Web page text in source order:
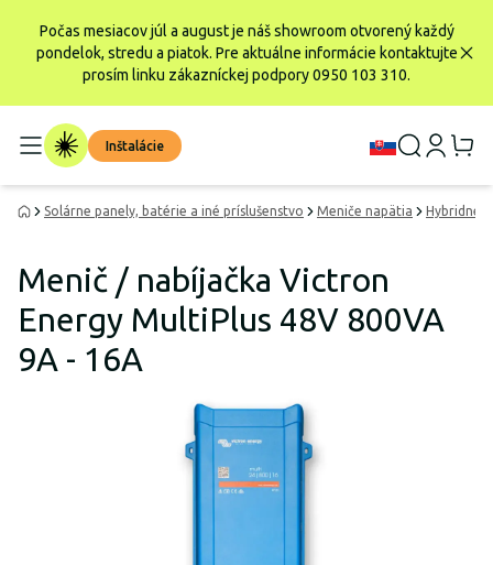
Počas mesiacov júl a august je náš showroom otvorený každý
pondelok, stredu a piatok. Pre aktuálne informácie kontaktujte
prosím linku zákazníckej podpory 0950 103 310.
Inštalácie
Solárne panely, batérie a iné príslušenstvo Meniče napätia Hybridné
Menič / nabíjačka Victron
Energy MultiPlus 48V 800VA
9A - 16A